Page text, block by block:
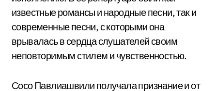
известные романсы и народные песни, так и
современные песни, с которыми она
врывалась в сердца слушателей своим
неповторимым стилем и чувственностью.
Сосо Павлиашвили получала признание и от